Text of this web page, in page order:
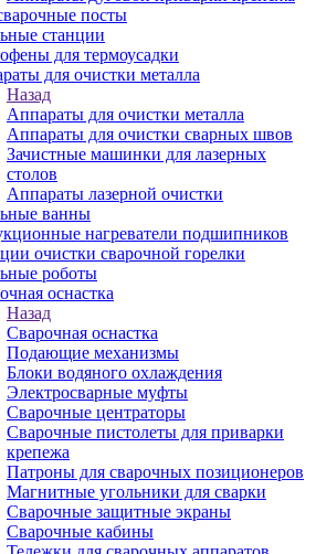
посты
станции
для термоусадки
для очистки металла
Назад
Аппараты для очистки металла
Аппараты для очистки сварных швов
Зачистные машинки для лазерных
столов
Аппараты лазерной очистки
ванны
нагреватели подшипников
очистки сварочной горелки
роботы
оснастка
Назад
Сварочная оснастка
Подающие механизмы
Блоки водяного охлаждения
Электросварные муфты
Сварочные центраторы
Сварочные пистолеты для приварки
крепежа
Патроны для сварочных позиционеров
Магнитные угольники для сварки
Сварочные защитные экраны
Сварочные кабины